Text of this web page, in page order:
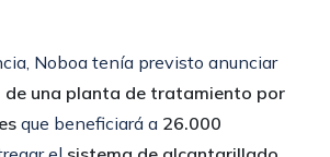
Noboa tenía previsto anunciar
de una planta de tratamiento por
que beneficiará a 26.000